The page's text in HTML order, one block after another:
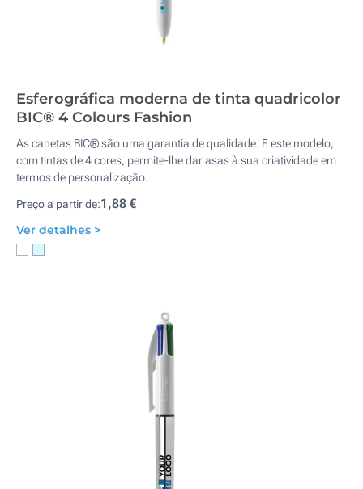
Esferográfica moderna de tinta quadricolor
BIC® 4 Colours Fashion
As canetas BIC® são uma garantia de qualidade. E este modelo,
com tintas de 4 cores, permite-lhe dar asas à sua criatividade em
termos de personalização.
Preço a partir de:1,88 €
Ver detalhes >